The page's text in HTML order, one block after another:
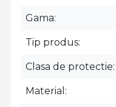
Gama
Tip produs
Clasa de protectie
Material